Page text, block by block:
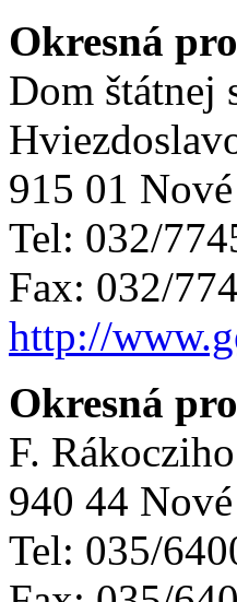
Okresná
Dom štátnej
915 01
Tel: 032/
Fax: 032/
http://
Okresná
F.
940 44
Tel: 035/